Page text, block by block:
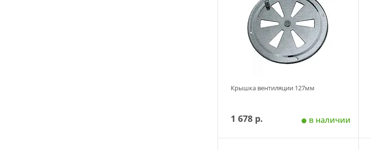
Крышка вентиляции 127мм
1 678 р. в наличии